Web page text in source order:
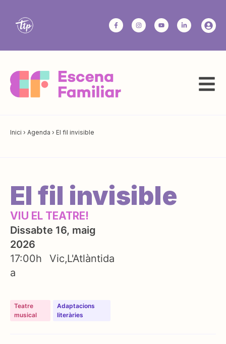
Inici › Agenda › El fil invisible
El fil invisible
VIU EL TEATRE!
Dissabte 16, maig
2026
17:00h
a
Vic L'Atlàntida
Teatre
musical
⁠⁠Adaptacions
literàries